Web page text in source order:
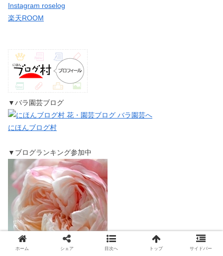
Instagram roselog
楽天ROOM
▼バラ園芸ブログ
にほんブログ村
▼ブログランキング参加中
ホーム シェア 目次へ トップ サイドバー